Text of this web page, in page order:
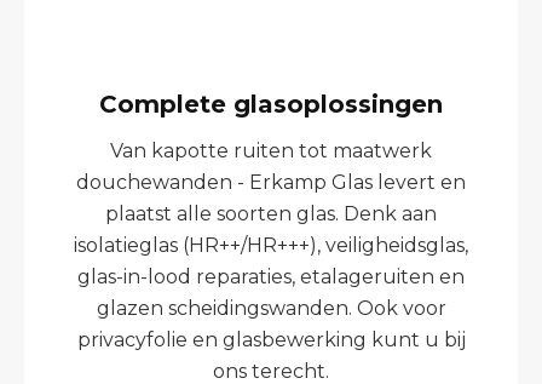
Complete glasoplossingen
Van kapotte ruiten tot maatwerk
douchewanden - Erkamp Glas levert en
plaatst alle soorten glas. Denk aan
isolatieglas (HR++/HR+++), veiligheidsglas,
glas-in-lood reparaties, etalageruiten en
glazen scheidingswanden. Ook voor
privacyfolie en glasbewerking kunt u bij
ons terecht.